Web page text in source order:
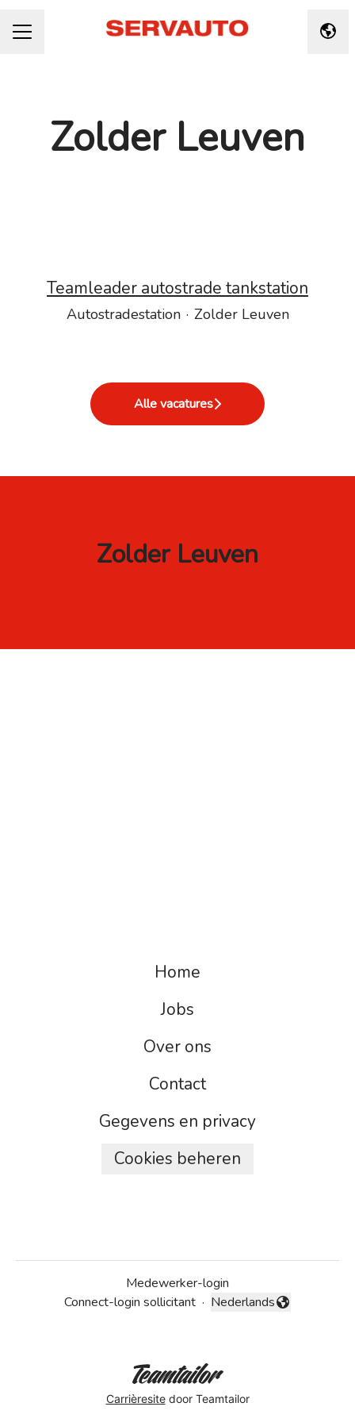
CARRIÈREMENU Taal
Zolder Leuven
Teamleader autostrade tankstation
Autostradestation · Zolder Leuven
Alle vacatures
Zolder Leuven
Home
Jobs
Over ons
Contact
Gegevens en privacy
Cookies beheren
Medewerker-login
Connect-login sollicitant · Taal wijzigen
Nederlands
Carrièresitedoor Teamtailor